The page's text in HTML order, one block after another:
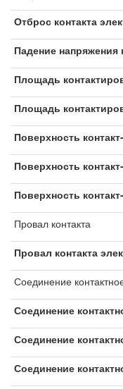
Отброс контакта
Падение напряжения
Площадь
Площадь
Поверхность
Поверхность
Поверхность
Провал контакта
Провал контакта
Соединение
Соединение
Соединение
Соединение